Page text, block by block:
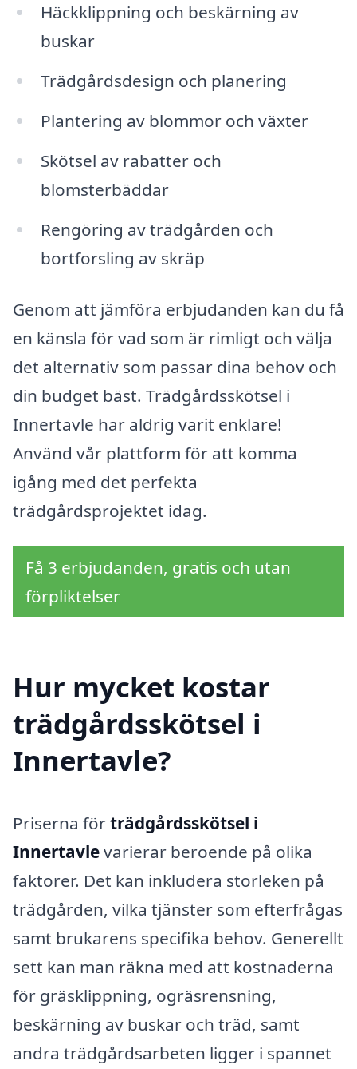
Häckklippning och beskärning av
buskar
Trädgårdsdesign och planering
Plantering av blommor och växter
Skötsel av rabatter och
blomsterbäddar
Rengöring av trädgården och
bortforsling av skräp
Genom att jämföra erbjudanden kan du få
en känsla för vad som är rimligt och välja
det alternativ som passar dina behov och
din budget bäst. Trädgårdsskötsel i
Innertavle har aldrig varit enklare!
Använd vår plattform för att komma
igång med det perfekta
trädgårdsprojektet idag.
Få 3 erbjudanden, gratis och utan
förpliktelser
Hur mycket kostar
trädgårdsskötsel i
Innertavle?
Priserna förträdgårdsskötsel i
Innertavlevarierar beroende på olika
faktorer. Det kan inkludera storleken på
trädgården, vilka tjänster som efterfrågas
samt brukarens specifika behov. Generellt
sett kan man räkna med att kostnaderna
för gräsklippning, ogräsrensning,
beskärning av buskar och träd, samt
andra trädgårdsarbeten ligger i spannet